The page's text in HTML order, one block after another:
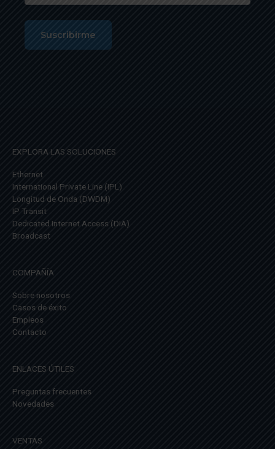
EXPLORA LAS SOLUCIONES
Ethernet
International Private Line (IPL)
Longitud de Onda (DWDM)
IP Transit
Dedicated Internet Access (DIA)
Broadcast
COMPAÑÍA
Sobre nosotros
Casos de éxito
Empleos
Contacto
ENLACES ÚTILES
Preguntas frecuentes
Novedades
VENTAS